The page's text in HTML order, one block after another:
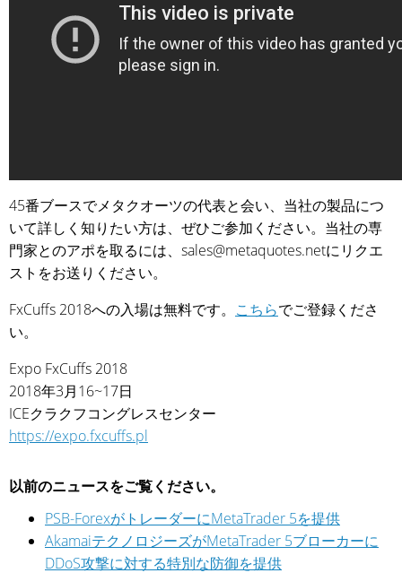
45番ブースでメタクオーツの代表と会い、当社の製品につ
いて詳しく知りたい方は、ぜひご参加ください。当社の専
門家とのアポを取るには、sales@metaquotes.netにリクエ
ストをお送りください。
FxCuffs 2018への入場は無料です。 こちらでご登録くださ
い。
Expo FxCuffs 2018
2018年3月16~17日
ICEクラクフコングレスセンター
https://expo.fxcuffs.pl
以前のニュースをご覧ください。
PSB-ForexがトレーダーにMetaTrader 5を提供
AkamaiテクノロジーズがMetaTrader 5ブローカーに
DDoS攻撃に対する特別な防御を提供